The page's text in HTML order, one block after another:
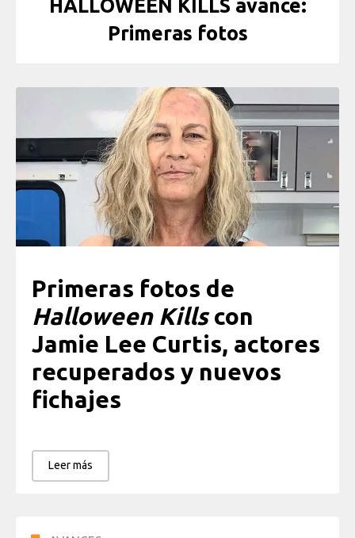
HALLOWEEN KILLS avance:
Primeras fotos
Primeras fotos de
Halloween Killscon
Jamie Lee Curtis, actores
recuperados y nuevos
fichajes
Leer más